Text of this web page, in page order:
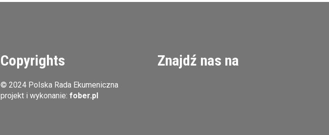
Copyrights
© 2024 Polska Rada Ekumeniczna
projekt i wykonanie: fober.pl
Znajdź nas na